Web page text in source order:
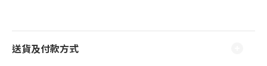
送貨及付款方式